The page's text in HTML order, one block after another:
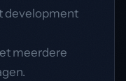
development
meerdere